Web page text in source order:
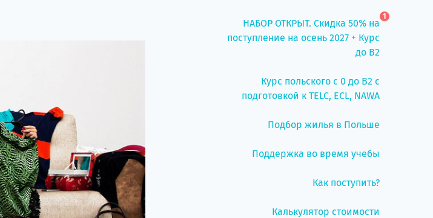
НАБОР ОТКРЫТ. Скидка 50% на
поступление на осень 2027 + Курс
до B2
1
Курс польского с 0 до B2 с
подготовкой к TELC, ECL, NAWA
Подбор жилья в Польше
Поддержка во время учебы
Как поступить?
Калькулятор стоимости